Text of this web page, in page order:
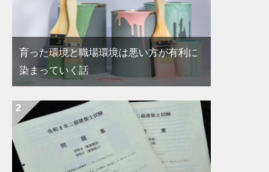
育った環境と職場環境は悪い方が有利に
染まっていく話